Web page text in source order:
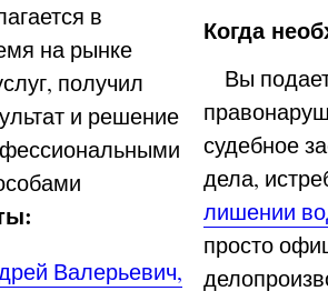
в
на рынке
получил
и решение
Валерьевич,
Когда
Вы
судебное
дела,
лишении
просто